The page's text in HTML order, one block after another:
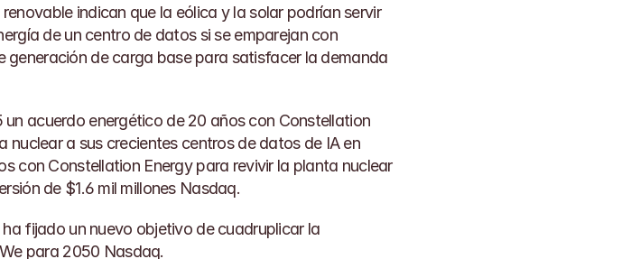
indican que la eólica y la solar podrían servir
de un centro de datos si se emparejan con
generación de carga base para satisfacer la demanda
acuerdo energético de 20 años con Constellation
nuclear a sus crecientes centros de datos de IA en
con Constellation Energy para revivir la planta nuclear
de $1.6 mil millones Nasdaq.
fijado un nuevo objetivo de cuadruplicar la
para 2050 Nasdaq.